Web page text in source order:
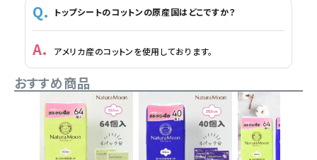
トップシートのコットンの原産国はどこですか？
アメリカ産のコットンを使用しております。
おすすめ商品